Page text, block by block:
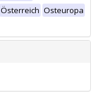
Österreich Osteuropa